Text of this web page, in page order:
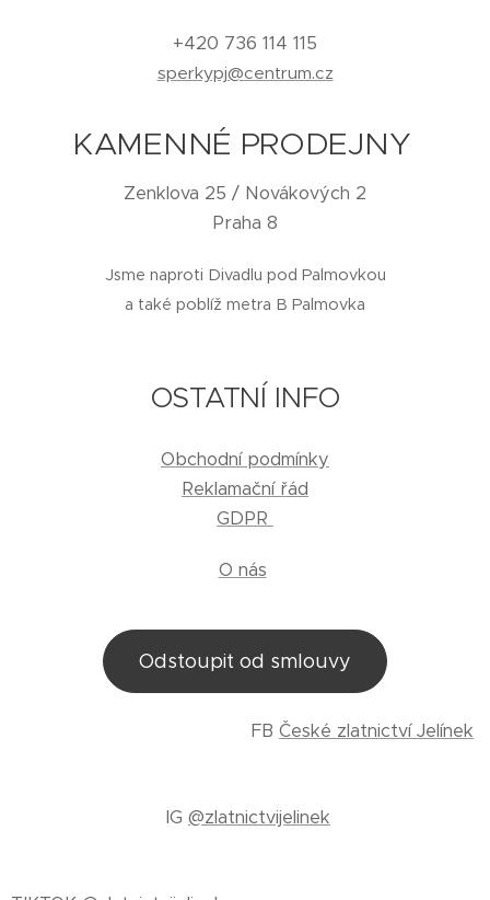
+420 736 114 115
sperkypj@centrum.cz
KAMENNÉ PRODEJNY
Zenklova 25 / Novákových 2
Praha 8
Jsme naproti Divadlu pod Palmovkou
a také poblíž metra B Palmovka
OSTATNÍ INFO
Obchodní podmínky
Reklamační řád
GDPR
O nás
Odstoupit od smlouvy
FB České zlatnictví Jelínek
IG @zlatnictvijelinek